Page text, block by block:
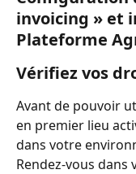
invoicing » et
Plateforme
Vérifiez vos
Avant de pouvoir
en premier lieu
dans votre
Rendez-vous dans